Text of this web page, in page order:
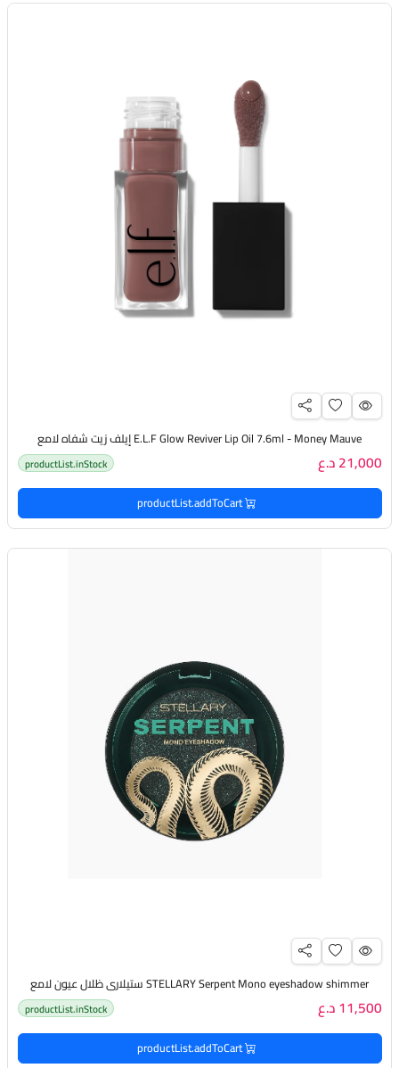
E.L.F Glow Reviver Lip Oil 7.6ml - Money Mauve إيلف زيت شفاه لامع
21,000 د.ع productList.inStock
productList.addToCart
STELLARY Serpent Mono eyeshadow shimmer ستيلاري ظلال عيون لامع
11,500 د.ع productList.inStock
productList.addToCart